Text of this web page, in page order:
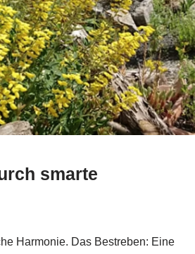
smarte
Harmonie. Das Bestreben: Eine